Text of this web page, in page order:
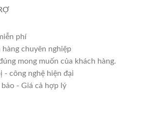
phí
hàng chuyên nghiệp
mong muốn của khách hàng.
- công nghệ hiện đại
- Giá cả hợp lý